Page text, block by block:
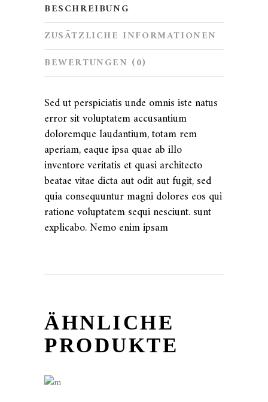
BESCHREIBUNG
ZUSÄTZLICHE INFORMATIONEN
BEWERTUNGEN (0)
Sed ut perspiciatis unde omnis iste natus
error sit voluptatem accusantium
doloremque laudantium, totam rem
aperiam, eaque ipsa quae ab illo
inventore veritatis et quasi architecto
beatae vitae dicta aut odit aut fugit, sed
quia consequuntur magni dolores eos qui
ratione voluptatem sequi nesciunt. sunt
explicabo. Nemo enim ipsam
ÄHNLICHE
PRODUKTE